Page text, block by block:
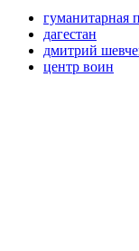
гуманитарная
дагестан
дмитрий
центр воин